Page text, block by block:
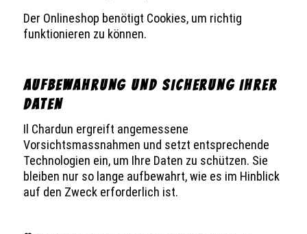
Der Onlineshop benötigt Cookies, um richtig
funktionieren zu können.
AUFBEWAHRUNG UND SICHERUNG IHRER
DATEN
Il Chardun ergreift angemessene
Vorsichtsmassnahmen und setzt entsprechende
Technologien ein, um Ihre Daten zu schützen. Sie
bleiben nur so lange aufbewahrt, wie es im Hinblick
auf den Zweck erforderlich ist.